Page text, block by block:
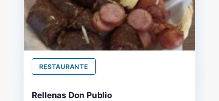
RESTAURANTE
Rellenas Don Publio